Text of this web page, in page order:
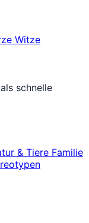
Witze
schnelle
& Tiere Familie